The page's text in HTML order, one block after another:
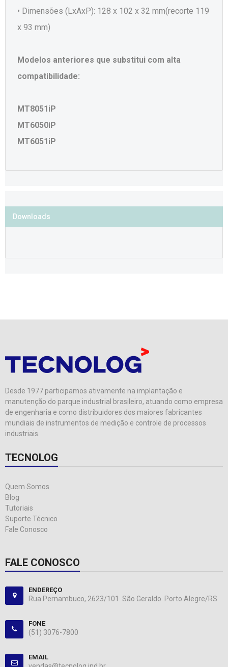
• Dimensões (LxAxP): 128 x 102 x 32 mm(recorte 119
x 93 mm)
Modelos anteriores que substitui com alta
compatibilidade:
MT8051iP
MT6050iP
MT6051iP
Downloads
Desde 1977 participamos ativamente na implantação e
manutenção do parque industrial brasileiro, atuando como empresa
de engenharia e como distribuidores dos maiores fabricantes
mundiais de instrumentos de medição e controle de processos
industriais.
TECNOLOG
Quem Somos
Blog
Tutoriais
Suporte Técnico
Fale Conosco
FALE CONOSCO
ENDEREÇO
Rua Pernambuco, 2623/101. São Geraldo. Porto Alegre/RS
FONE
(51) 3076-7800
EMAIL